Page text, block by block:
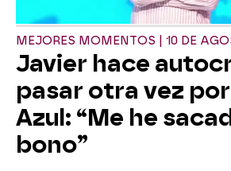
MEJORES MOMENTOS | 10 DE
Javier hace
pasar otra vez
Azul: “Me he
bono”